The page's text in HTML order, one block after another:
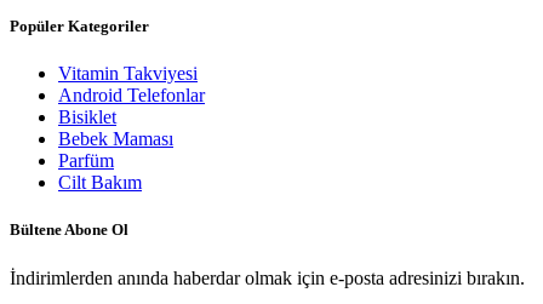
Popüler Kategoriler
Vitamin Takviyesi
Android Telefonlar
Bisiklet
Bebek Maması
Parfüm
Cilt Bakım
Bültene Abone Ol
İndirimlerden anında haberdar olmak için e-posta adresinizi bırakın.